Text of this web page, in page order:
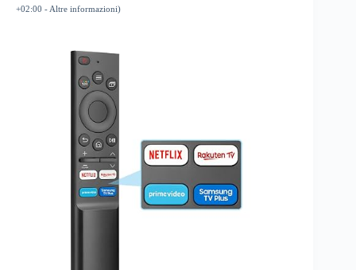
+02:00 - Altre informazioni)